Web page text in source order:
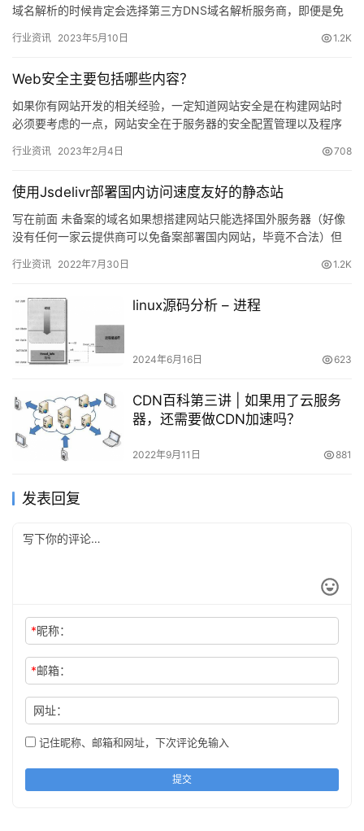
域名解析的时候肯定会选择第三方DNS域名解析服务商，即便是免
仅仅…
行业资讯 2023年5月10日 1.2K
Web安全主要包括哪些内容？
如果你有网站开发的相关经验，一定知道网站安全是在构建网站时
必须要考虑的一点，网站安全在于服务器的安全配置管理以及程序
重…
行业资讯 2023年2月4日 708
使用Jsdelivr部署国内访问速度友好的静态站
写在前面 未备案的域名如果想搭建网站只能选择国外服务器（好像
没有任何一家云提供商可以免备案部署国内网站，毕竟不合法）但
问不…
行业资讯 2022年7月30日 1.2K
linux源码分析 – 进程
2024年6月16日 623
CDN百科第三讲 | 如果用了云服务
器，还需要做CDN加速吗？
2022年9月11日 881
发表回复
*昵称：
*邮箱：
网址：
记住昵称、邮箱和网址，下次评论免输入
提交